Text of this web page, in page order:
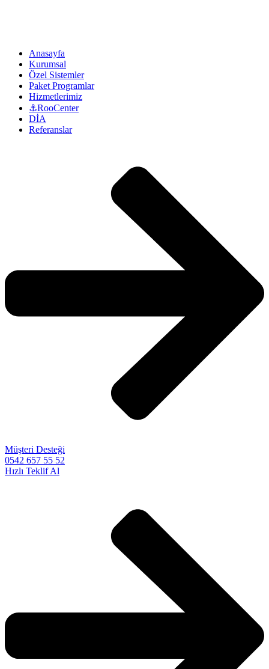
Anasayfa
Kurumsal
Özel Sistemler
Paket Programlar
Hizmetlerimiz
⚓RooCenter
DİA
Referanslar
Müşteri Desteği
0542 657 55 52
Hızlı Teklif Al